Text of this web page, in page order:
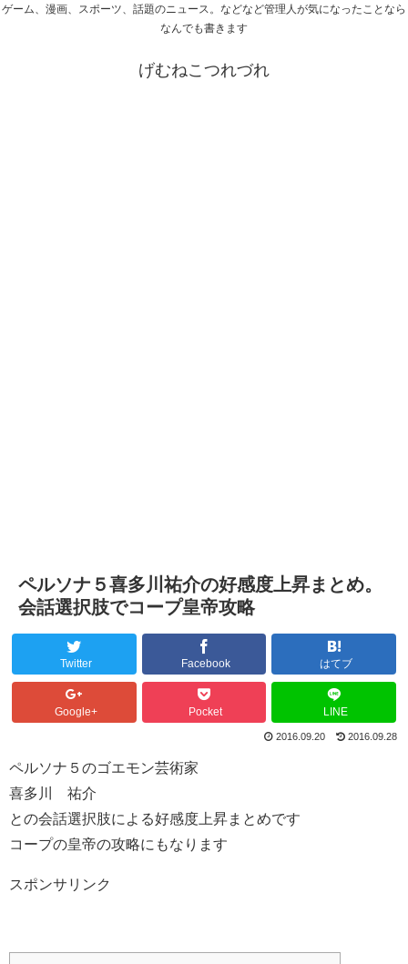
ゲーム、漫画、スポーツ、話題のニュース。などなど管理人が気になったことなら
なんでも書きます
げむねこつれづれ
ペルソナ５喜多川祐介の好感度上昇まとめ。
会話選択肢でコープ皇帝攻略
Twitter Facebook はてブ
Google+ Pocket LINE
2016.09.20 2016.09.28
ペルソナ５のゴエモン芸術家
喜多川 祐介
との会話選択肢による好感度上昇まとめです
コープの皇帝の攻略にもなります
スポンサリンク